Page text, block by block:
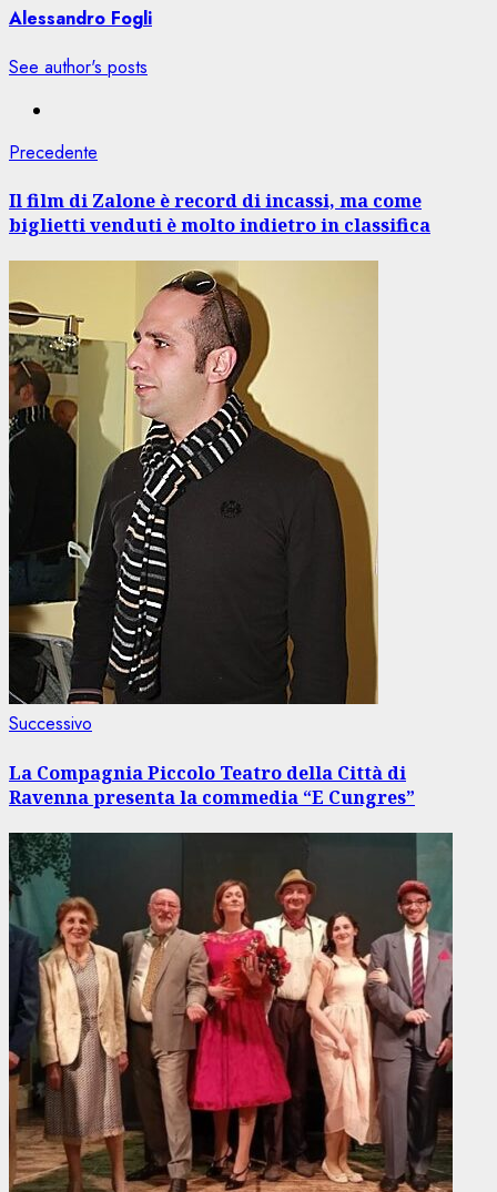
Alessandro Fogli
See author's posts
Navigazione
articolo
Precedente
Il film di Zalone è record di incassi, ma come
biglietti venduti è molto indietro in classifica
Successivo
La Compagnia Piccolo Teatro della Città di
Ravenna presenta la commedia “E Cungres”